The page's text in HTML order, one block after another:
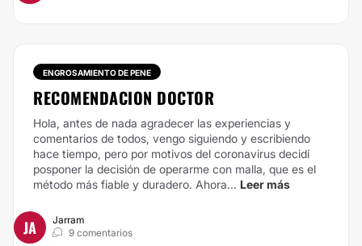
ENGROSAMIENTO DE PENE
RECOMENDACION DOCTOR
Hola, antes de nada agradecer las experiencias y
comentarios de todos, vengo siguiendo y escribiendo
hace tiempo, pero por motivos del coronavirus decidí
posponer la decisión de operarme con malla, que es el
método más fiable y duradero. Ahora... Leer más
JA
Jarram
9 comentarios